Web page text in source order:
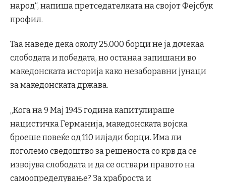
народ“, напиша претседателката на својот Фејсбук
профил.
Таа наведе дека околу 25.000 борци не ја дочекаа
слободата и победата, но останаа запишани во
македонската историја како незаборавни јунаци
за македонската држава.
„Кога на 9 Мај 1945 година капитулираше
нацистичка Германија, македонската војска
броеше повеќе од 110 илјади борци. Има ли
поголемо сведоштво за решеноста со крв да се
извојува слободата и да се оствари правото на
самоопределување? За храброста и